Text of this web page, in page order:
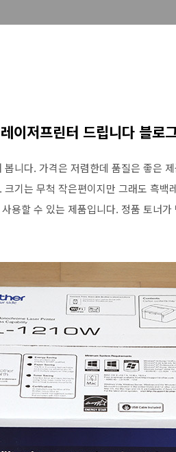
이저프린터 드립니다 블로
니다. 가격은 저렴한데 품질은 좋은
기는 무척 작은편이지만 그래도 흑
용할 수 있는 제품입니다. 정품 토너